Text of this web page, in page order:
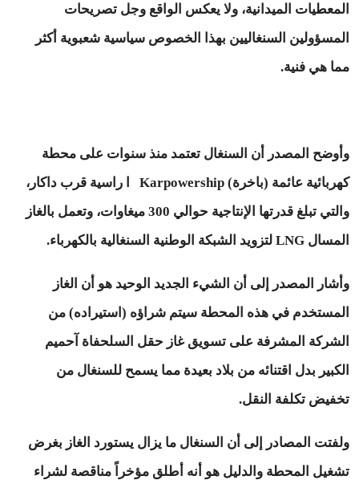
المعطيات الميدانية، ولا يعكس الواقع وجل تصريحات
المسؤولين السنغاليين بهذا الخصوص سياسية شعبوية أكثر
مما هي فنية.
وأوضح المصدر أن السنغال تعتمد منذ سنوات على محطة
كهربائية عائمة (باخرة) Karpowership ا راسية قرب داكار،
والتي تبلغ قدرتها الإنتاجية حوالي 300 ميغاوات، وتعمل بالغاز
المسال LNG لتزويد الشبكة الوطنية السنغالية بالكهرباء.
وأشار المصدر إلى أن الشيء الجديد الوحيد هو أن الغاز
المستخدم في هذه المحطة سيتم شراؤه (استيراده) من
الشركة المشرفة على تسويق غاز حقل السلحفاة آحميم
الكبير بدل اقتنائه من بلاد بعيدة مما يسمح للسنغال من
تخفيض تكلفة النقل.
ولفتت المصادر إلى أن السنغال ما يزال يستورد الغاز بغرض
تشغيل المحطة والدليل هو أنه أطلق مؤخراً مناقصة لشراء